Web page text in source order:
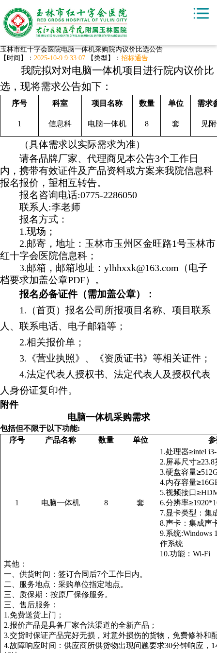
玉林市红十字会医院电脑一体机采购院内议价比选公告
【时间】： 2025-10-9 9:33:07 【类型】： 招标通告
我院拟对对电脑一体机项目进行院内议价比
选 ， 现将需求公告如下：
序号 科室 项目名称 数量 单位 需求
1 信息科 电脑一体机 8 套 见
（具体需求以实际需求为准）
请各品牌厂家、代理商见本公告3个工作日
内，携带有效证件及产品资料或方案来我院信息科
报名报价，望相互转告。
报名咨询电话:0775-2286050
联系人 :李老师
报名方式：
1.现场；
2.邮寄，地址：玉林市玉州区金旺路1号玉林市
红十字会医院信息科；
3.邮箱，邮箱地址：ylhhxxk@163.com（电子
档要求加盖公章PDF）。
报名必备证件（需加盖公章）：
1.（首页）报名公司所报项目名称、项目联系
人、联系电话、电子邮箱等；
2.相关报价单 ；
3.《营业执照》、《资质证书》等相关证件；
4.法定代表人授权书、法定代表人及授权代表
人身份证复印件。
附件
电脑一体机采购需求
包括但不限于以下功能:
序号
产品名称 数量 单位
1 电脑一体机 8 套
1.处理器≥intel
2.屏幕尺寸≥
3.硬盘容量≥
4.内存容量≥
5.视频接口≥
6.分辨率≥
7.显卡类型：集
8.声卡：集成声
9.系统:Windows
作系统
10.功能：Wi-Fi
其他：
一、供货时间：签订合同后7个工作日内。
二、服务地点： 采购单位指定地点。
三、质保期：按原厂保修服务。
三、售后服务：
1.免费送货上门；
2.报价产品是具备厂家合法渠道的全新产品；
3.交货时保证产品完好无损，对意外损伤的货物，免费修补和
4.故障响应时间：供应商所供货物出现问题要求30分钟响应，